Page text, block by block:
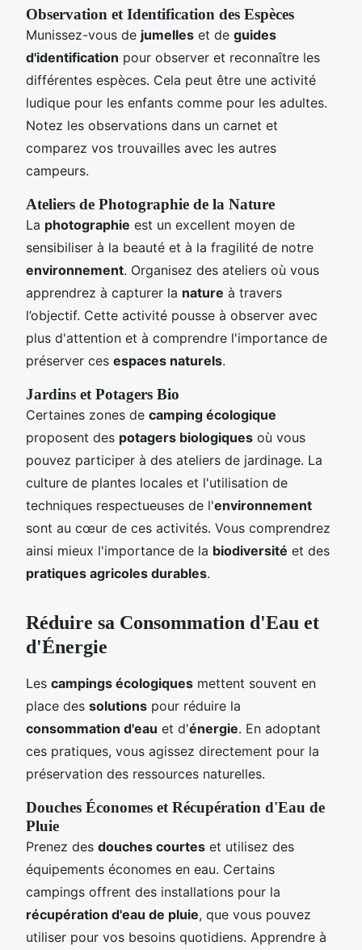
Observation et Identification des Espèces
Munissez-vous de jumelles et de guides
d'identification pour observer et reconnaître les
différentes espèces. Cela peut être une activité
ludique pour les enfants comme pour les adultes.
Notez les observations dans un carnet et
comparez vos trouvailles avec les autres
campeurs.
Ateliers de Photographie de la Nature
La photographie est un excellent moyen de
sensibiliser à la beauté et à la fragilité de notre
environnement. Organisez des ateliers où vous
apprendrez à capturer la nature à travers
l’objectif. Cette activité pousse à observer avec
plus d'attention et à comprendre l'importance de
préserver ces espaces naturels.
Jardins et Potagers Bio
Certaines zones de camping écologique
proposent des potagers biologiques où vous
pouvez participer à des ateliers de jardinage. La
culture de plantes locales et l'utilisation de
techniques respectueuses de l'environnement
sont au cœur de ces activités. Vous comprendrez
ainsi mieux l'importance de la biodiversité et des
pratiques agricoles durables.
Réduire sa Consommation d'Eau et
d'Énergie
Les campings écologiques mettent souvent en
place des solutions pour réduire la
consommation d'eau et d'énergie. En adoptant
ces pratiques, vous agissez directement pour la
préservation des ressources naturelles.
Douches Économes et Récupération d'Eau de
Pluie
Prenez des douches courtes et utilisez des
équipements économes en eau. Certains
campings offrent des installations pour la
récupération d'eau de pluie, que vous pouvez
utiliser pour vos besoins quotidiens. Apprendre à